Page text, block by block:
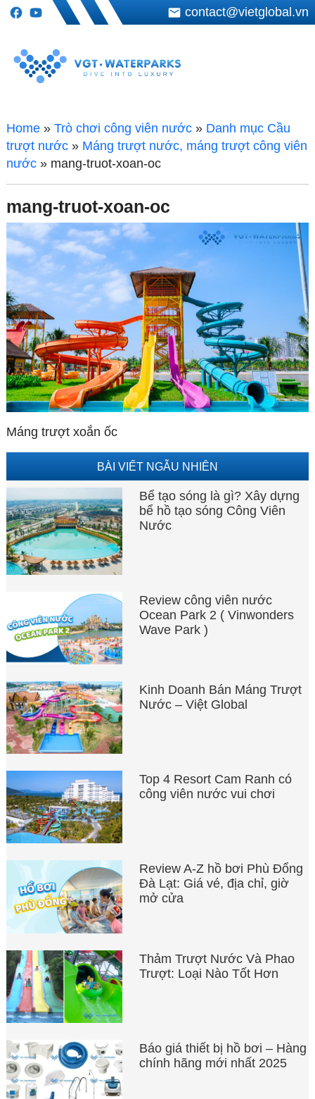
contact@vietglobal.vn
Home» Trò chơi công viên nước» Danh mục Cầu
trượt nước» Máng trượt nước, máng trượt công viên
nước» mang-truot-xoan-oc
mang-truot-xoan-oc
Máng trượt xoắn ốc
BÀI VIẾT NGẪU NHIÊN
Bể tạo sóng là gì? Xây dựng
bể hồ tạo sóng Công Viên
Nước
Review công viên nước
Ocean Park 2 ( Vinwonders
Wave Park )
Kinh Doanh Bán Máng Trượt
Nước – Việt Global
Top 4 Resort Cam Ranh có
công viên nước vui chơi
Review A-Z hồ bơi Phù Đổng
Đà Lạt: Giá vé, địa chỉ, giờ
mở cửa
Thảm Trượt Nước Và Phao
Trượt: Loại Nào Tốt Hơn
Báo giá thiết bị hồ bơi – Hàng
chính hãng mới nhất 2025